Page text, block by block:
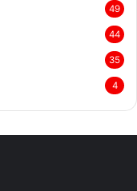
49
44
35
4